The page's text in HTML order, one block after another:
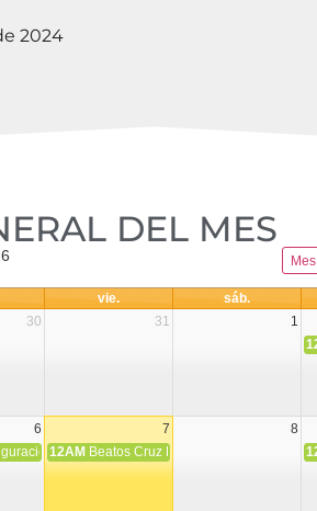
2024
DEL MES​
Mes
vie. sáb.
30 31 1
6 7 8
del Señor
12AM Beatos Cruz Laplana, obispo, y